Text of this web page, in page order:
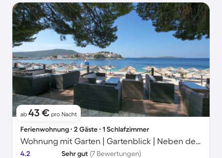
ab 43 € pro Nacht
Ferienwohnung ∙ 2 Gäste ∙ 1 Schlafzimmer
Wohnung mit Garten | Gartenblick | Neben dem Strand | Haustierfreundlich
4.2 Sehr gut (7 Bewertungen)